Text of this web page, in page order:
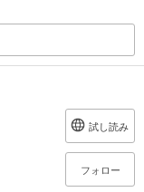
試し読み
フォロー